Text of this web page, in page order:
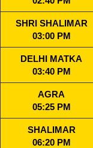
SHRI SHALIMAR
03:00 PM
DELHI MATKA
03:40 PM
AGRA
05:25 PM
SHALIMAR
06:20 PM